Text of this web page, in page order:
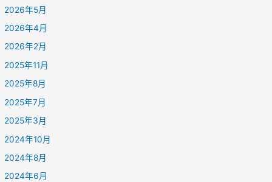
2026年5月
2026年4月
2026年2月
2025年11月
2025年8月
2025年7月
2025年3月
2024年10月
2024年8月
2024年6月